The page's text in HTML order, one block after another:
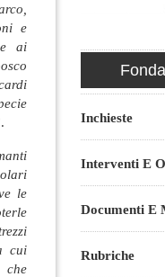
e
e ai
le
cui
che
Inchieste
Interventi E
Documenti E
Rubriche